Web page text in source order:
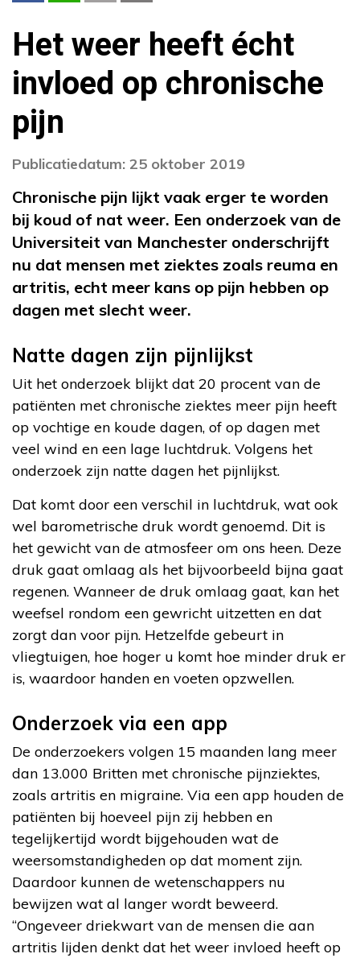
Het weer heeft écht
invloed op chronische
pijn
Publicatiedatum: 25 oktober 2019
Chronische pijn lijkt vaak erger te worden
bij koud of nat weer. Een onderzoek van de
Universiteit van Manchester onderschrijft
nu dat mensen met ziektes zoals reuma en
artritis, echt meer kans op pijn hebben op
dagen met slecht weer.
Natte dagen zijn pijnlijkst
Uit het onderzoek blijkt dat 20 procent van de
patiënten met chronische ziektes meer pijn heeft
op vochtige en koude dagen, of op dagen met
veel wind en een lage luchtdruk. Volgens het
onderzoek zijn natte dagen het pijnlijkst.
Dat komt door een verschil in luchtdruk, wat ook
wel barometrische druk wordt genoemd. Dit is
het gewicht van de atmosfeer om ons heen. Deze
druk gaat omlaag als het bijvoorbeeld bijna gaat
regenen. Wanneer de druk omlaag gaat, kan het
weefsel rondom een gewricht uitzetten en dat
zorgt dan voor pijn. Hetzelfde gebeurt in
vliegtuigen, hoe hoger u komt hoe minder druk er
is, waardoor handen en voeten opzwellen.
Onderzoek via een app
De onderzoekers volgen 15 maanden lang meer
dan 13.000 Britten met chronische pijnziektes,
zoals artritis en migraine. Via een app houden de
patiënten bij hoeveel pijn zij hebben en
tegelijkertijd wordt bijgehouden wat de
weersomstandigheden op dat moment zijn.
Daardoor kunnen de wetenschappers nu
bewijzen wat al langer wordt beweerd.
“Ongeveer driekwart van de mensen die aan
artritis lijden denkt dat het weer invloed heeft op